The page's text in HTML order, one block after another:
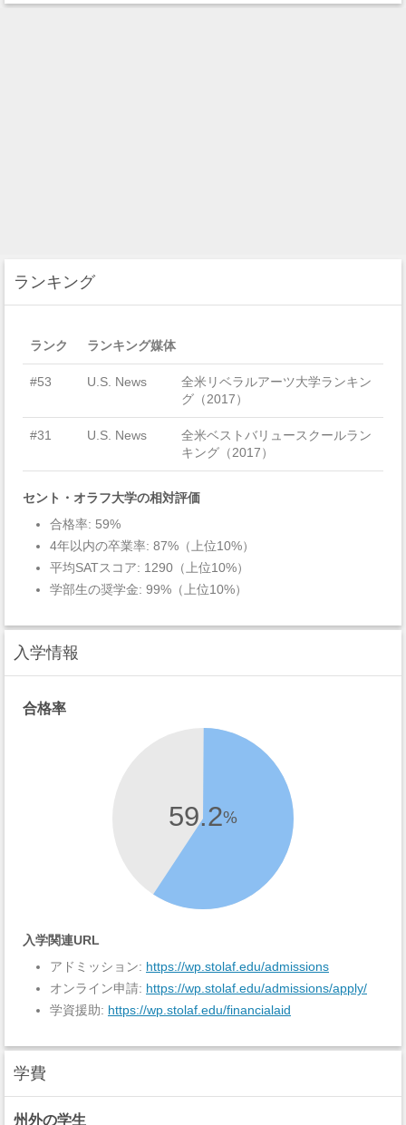
ランキング
ランク ランキング媒体
#53 U.S. News
全米リベラルアーツ大学ランキン
グ（2017）
#31 U.S. News
全米ベストバリュースクールラン
キング（2017）
セント・オラフ大学の相対評価
合格率: 59%
4年以内の卒業率: 87%（上位10%）
平均SATスコア: 1290（上位10%）
学部生の奨学金: 99%（上位10%）
入学情報
合格率
59.2%
入学関連URL
アドミッション: https://wp.stolaf.edu/admissions
オンライン申請: https://wp.stolaf.edu/admissions/apply/
学資援助: https://wp.stolaf.edu/financialaid
学費
州外の学生